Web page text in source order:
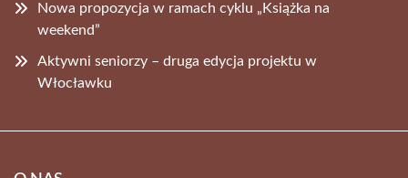
Nowa propozycja w ramach cyklu „Książka na
weekend”
Aktywni seniorzy – druga edycja projektu w
Włocławku